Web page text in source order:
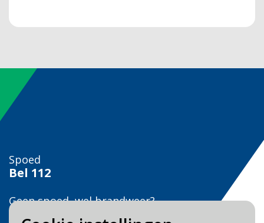
Spoed
Bel 112
Geen spoed, wel brandweer?
Bel